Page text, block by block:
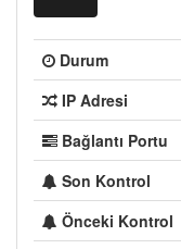
Durum
IP Adresi
Bağlantı Portu
Son Kontrol
Önceki Kontrol